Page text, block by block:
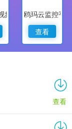
频监控鸥玛云监控平
查看
查看